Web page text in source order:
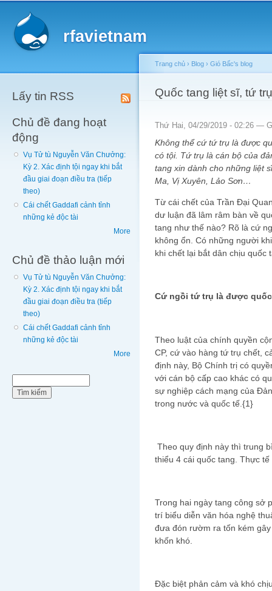
rfavietnam
Lấy tin RSS
Chủ đề đang hoạt
động
Vụ Tử tù Nguyễn Văn Chưởng:
Kỳ 2. Xác định tội ngay khi bắt
đầu giai đoạn điều tra (tiếp
theo)
Cái chết Gaddafi cảnh tỉnh
những kẻ độc tài
More
Chủ đề thảo luận mới
Vụ Tử tù Nguyễn Văn Chưởng:
Kỳ 2. Xác định tội ngay khi bắt
đầu giai đoạn điều tra (tiếp
theo)
Cái chết Gaddafi cảnh tỉnh
những kẻ độc tài
More
You are here
Trang chủ › Blog › Gió Bấc's blog
Quốc tang liệt sĩ, tứ
Thứ Hai, 04/29/2019 - 02:26 —
Không thể cứ tứ trụ là được
có tội. Tứ trụ là cán bộ của
tang xin dành cho những liệt
Ma, Vị Xuyên, Lảo Sơn…
Từ cái chết của Trần Đại
dư luận đã lâm râm bàn về
tang như thế nào? Rõ là cứ
không ổn. Có những người
khi chết lại bắt dân chịu quốc
Cứ ngồi tứ trụ là được
Theo luật của chính quyền
CP, cứ vào hàng tứ trụ chết,
định này, Bộ Chính trị có
với cán bộ cấp cao khác có
sự nghiệp cách mạng của
trong nước và quốc tế.{1}
Theo quy định này thì trung
thiểu 4 cái quốc tang. Thực
Trong hai ngày tang công sở
trí biểu diễn văn hóa nghệ
đưa đón rườm ra tốn kém
khốn khó.
Đặc biệt phản cảm và khó